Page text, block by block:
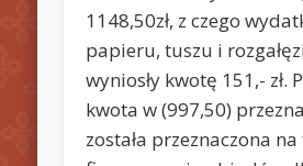
1148,50zł, z czego
papieru, tuszu i
wyniosły kwotę 151,- zł.
kwota w (997,50)
została przeznaczona